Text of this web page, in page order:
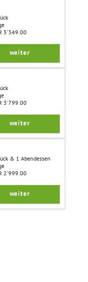
3'349.00
weiter
3'799.00
weiter
& 1 Abendessen
2'999.00
weiter